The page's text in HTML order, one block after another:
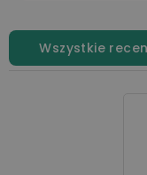
Wszystkie